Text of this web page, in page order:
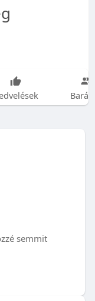
semmit